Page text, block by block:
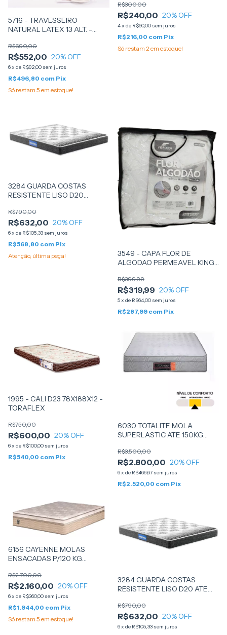
5716 - TRAVESSEIRO
NATURAL LATEX 13 ALT. -
R$552,00
R$690,00
20% OFF
6x de R$92,00 sem juros
R$496,80 com Pix
Só restam 5 em estoque!
SANKONFORT
R$240,00
R$300,00
20% OFF
4x de R$60,00 sem juros
R$216,00 com Pix
Só restam 2em estoque!
3284 GUARDA COSTAS
RESISTENTE LISO D20
PROBEL
R$632,00
R$790,00
20% OFF
6x de R$105,33 sem juros
R$568,80 com Pix
Atenção, última peça!
3549 - CAPA FLOR DE
ALGODAO PERMEAVEL KING
FIBRASCA
R$319,99
R$399,99
20% OFF
5x de R$64,00 sem juros
R$287,99 com Pix
1995 - CALI D23 78X188X12 -
TORAFLEX
R$600,00
R$750,00
20% OFF
6x de R$100,00 sem juros
R$540,00 com Pix
6030 TOTALITE MOLA
SUPERLASTIC ATE 150KG
R$2.800,00
R$3.500,00
20% OFF
6x de R$466,67 sem juros
R$2.520,00 com Pix
6156 CAYENNE MOLAS
ENSACADAS P/120 KG
R$2.160,00
R$2.700,00
20% OFF
6x de R$360,00 sem juros
R$1.944,00 com Pix
Só restam 5 em estoque!
3284 GUARDA COSTAS
RESISTENTE LISO D20 ATE
- PROBEL
R$632,00
R$790,00
20% OFF
6x de R$105,33 sem juros